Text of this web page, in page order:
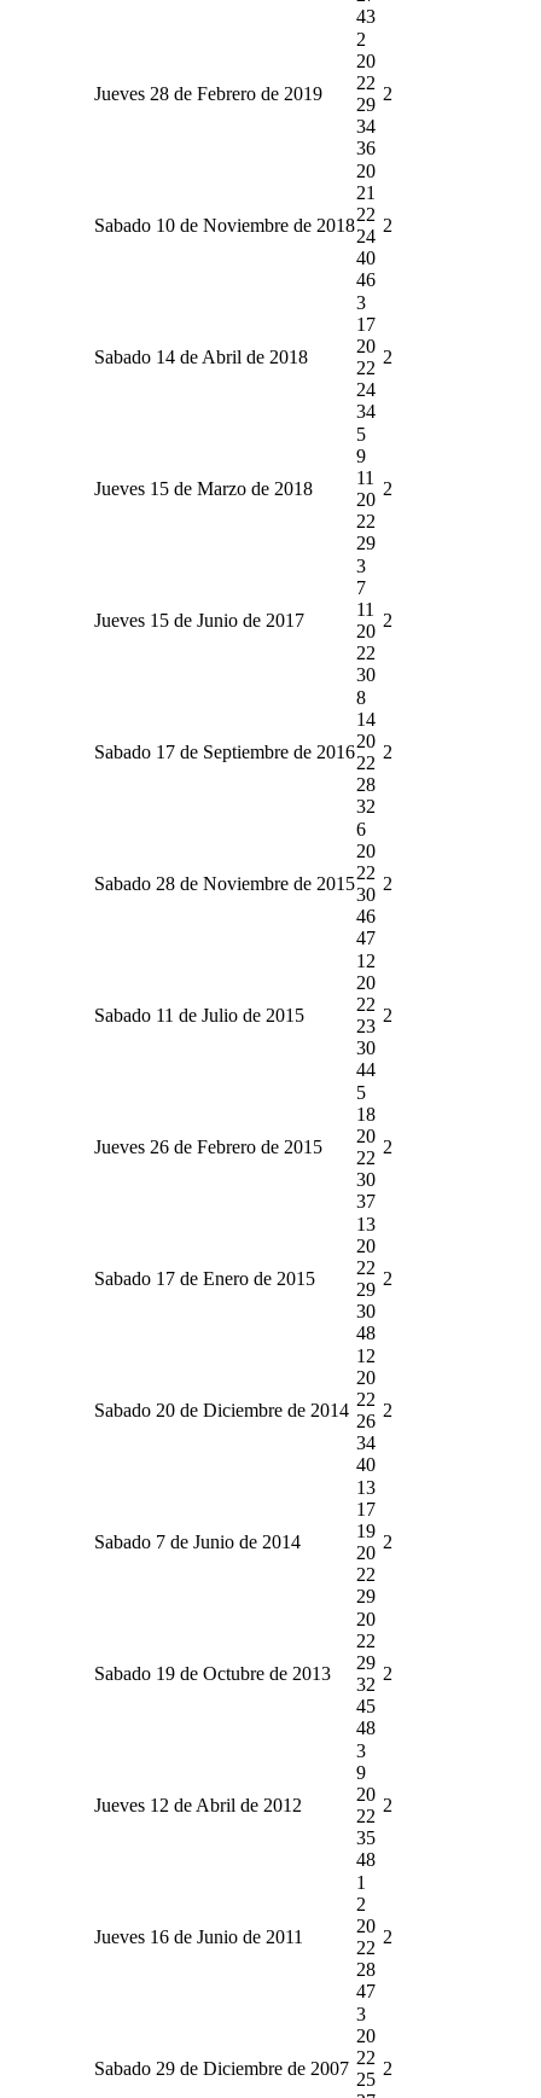
43
Jueves 28 de Febrero de 2019
2
20
22
29
34
36
2
Sabado 10 de Noviembre de 2018
20
21
22
24
40
46
2
Sabado 14 de Abril de 2018
3
17
20
22
24
34
2
Jueves 15 de Marzo de 2018
5
9
11
20
22
29
2
Jueves 15 de Junio de 2017
3
7
11
20
22
30
2
Sabado 17 de Septiembre de 2016
8
14
20
22
28
32
2
Sabado 28 de Noviembre de 2015
6
20
22
30
46
47
2
Sabado 11 de Julio de 2015
12
20
22
23
30
44
2
Jueves 26 de Febrero de 2015
5
18
20
22
30
37
2
Sabado 17 de Enero de 2015
13
20
22
29
30
48
2
Sabado 20 de Diciembre de 2014
12
20
22
26
34
40
2
Sabado 7 de Junio de 2014
13
17
19
20
22
29
2
Sabado 19 de Octubre de 2013
20
22
29
32
45
48
2
Jueves 12 de Abril de 2012
3
9
20
22
35
48
2
Jueves 16 de Junio de 2011
1
2
20
22
28
47
2
Sabado 29 de Diciembre de 2007
3
20
22
25
2